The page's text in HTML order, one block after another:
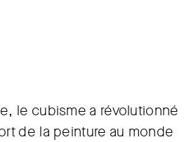
le cubisme a révolutionné
de la peinture au monde